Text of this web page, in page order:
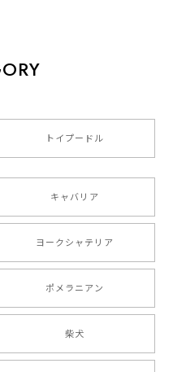
の名前や電話番号も分か
うございました❁⃘*.ﾟ
しくお願いいたします。
【 自然に囲まれた ダックスフンド 】 キャニスター 保存容器 お家用 プレゼント 犬 ペット うちの子 犬グッズ
【 ボーダーコリー 水彩画風 毛色4色 】 手帳 スマホケース 犬 うちの子 iPhone & Android
トイプードル
キャバリア
ヨークシャテリア
ポメラニアン
柴犬